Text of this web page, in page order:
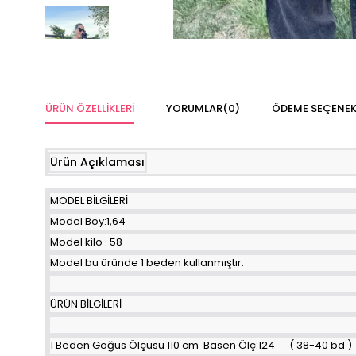
ÜRÜN ÖZELLIKLERI YORUMLAR(0) ÖDEME
Ürün Açıklaması
MODEL BİLGİLERİ
Model Boy:1,64
Model kilo : 58
Model bu üründe 1 beden kullanmıştır.
ÜRÜN BİLGİLERİ
1 Beden Göğüs Ölçüsü 110 cm Basen Ölç:124 ( 38-40 bd )